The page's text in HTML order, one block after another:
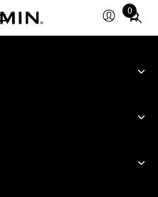
0
Total
items
cart: